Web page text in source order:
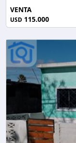
VENTA
USD 115.000